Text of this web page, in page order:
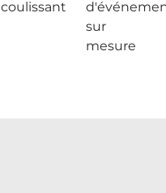
coulissant
sur
mesure